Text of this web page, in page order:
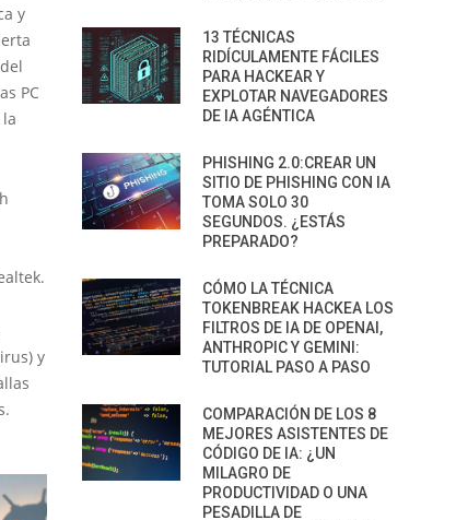
y
PC
y
13 TÉCNICAS
RIDÍCULAMENTE FÁCILES
PARA HACKEAR Y
EXPLOTAR NAVEGADORES
DE IA AGÉNTICA
PHISHING 2.0:CREAR UN
SITIO DE PHISHING CON IA
TOMA SOLO 30
SEGUNDOS. ¿ESTÁS
PREPARADO?
CÓMO LA TÉCNICA
TOKENBREAK HACKEA LOS
FILTROS DE IA DE OPENAI,
ANTHROPIC Y GEMINI:
TUTORIAL PASO A PASO
COMPARACIÓN DE LOS 8
MEJORES ASISTENTES DE
CÓDIGO DE IA: ¿UN
MILAGRO DE
PRODUCTIVIDAD O UNA
PESADILLA DE